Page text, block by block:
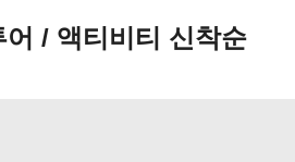
/ 액티비티 신착순